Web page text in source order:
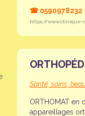
☎ 0590978232
https://
Santé, soins,
ORTHOMAT en
appareillages